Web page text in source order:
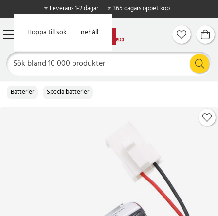
Hoppa till huvudinnehåll
Hoppa till sök
⭐ Leverans 1-2 dagar ⭐ 365 dagars öppet köp
Batterier Specialbatterier